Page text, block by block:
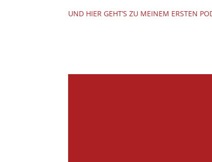
UND HIER GEHT’S ZU MEINEM ERSTEN